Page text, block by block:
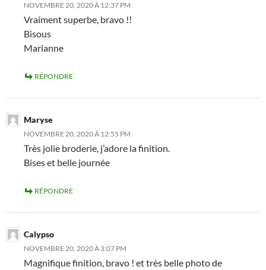
NOVEMBRE 20, 2020 À 12:37 PM
Vraiment superbe, bravo !!
Bisous
Marianne
RÉPONDRE
Maryse
NOVEMBRE 20, 2020 À 12:55 PM
Très jolie broderie, j’adore la finition.
Bises et belle journée
RÉPONDRE
Calypso
NOVEMBRE 20, 2020 À 3:07 PM
Magnifique finition, bravo ! et très belle photo de